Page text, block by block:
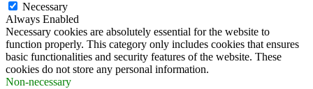
Necessary
Always Enabled
Necessary cookies are absolutely essential for the website to
function properly. This category only includes cookies that ensures
basic functionalities and security features of the website. These
cookies do not store any personal information.
Non-necessary